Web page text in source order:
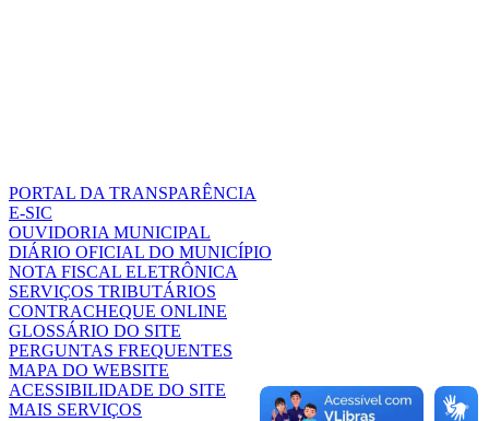
PORTAL DA TRANSPARÊNCIA
E-SIC
OUVIDORIA MUNICIPAL
DIÁRIO OFICIAL DO MUNICÍPIO
NOTA FISCAL ELETRÔNICA
SERVIÇOS TRIBUTÁRIOS
CONTRACHEQUE ONLINE
GLOSSÁRIO DO SITE
PERGUNTAS FREQUENTES
MAPA DO WEBSITE
ACESSIBILIDADE DO SITE
MAIS SERVIÇOS